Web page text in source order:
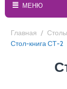
МЕНЮ
Главная /
Стол-книга СТ-2